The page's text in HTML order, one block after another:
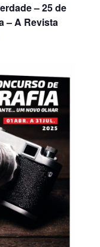
– 25 de
– A Revista